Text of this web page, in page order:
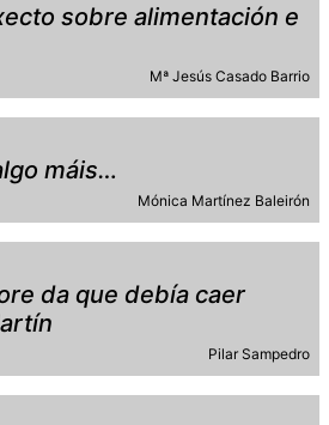
sobre alimentación e
Mª Jesús Casado Barrio
máis…
Mónica Martínez Baleirón
da que debía caer
Pilar Sampedro